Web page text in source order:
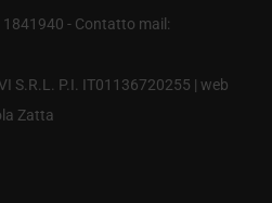
- Contatto mail:
S.R.L. P.I. IT01136720255 | web
Zatta